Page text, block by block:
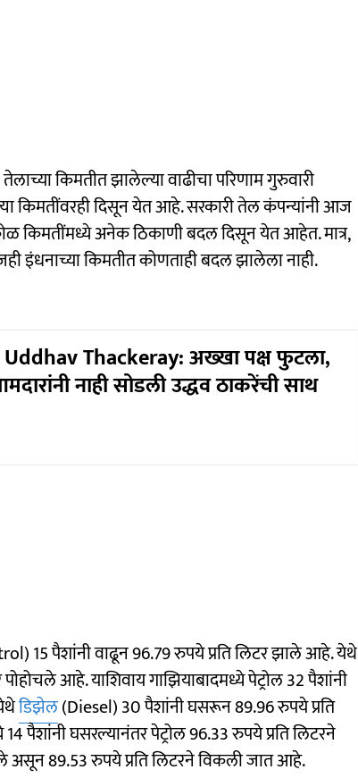
किमतीत झालेल्या वाढीचा परिणाम गुरुवारी
किमतींवरही दिसून येत आहे. सरकारी तेल कंपन्यांनी आज
किमतींमध्ये अनेक ठिकाणी बदल दिसून येत आहेत. मात्र,
इंधनाच्या किमतीत कोणताही बदल झालेला नाही.
Thackeray: अख्खा पक्ष फुटला,
नाही सोडली उद्धव ठाकरेंची साथ
15 पैशांनी वाढून 96.79 रुपये प्रति लिटर झाले आहे. येथे
आहे. याशिवाय गाझियाबादमध्ये पेट्रोल 32 पैशांनी
डिझेल(Diesel) 30 पैशांनी घसरून 89.96 रुपये प्रति
पैशांनी घसरल्यानंतर पेट्रोल 96.33 रुपये प्रति लिटरने
89.53 रुपये प्रति लिटरने विकली जात आहे.